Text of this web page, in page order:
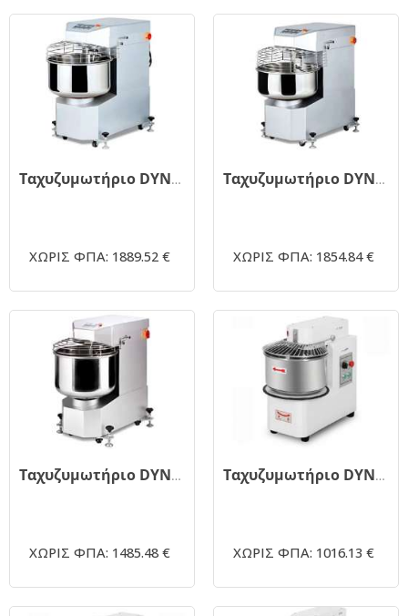
Ταχυζυμωτήριο DYNAMIC HX60 66 λίτρων
ΧΩΡΙΣ ΦΠΑ: 1889.52 €
Ταχυζυμωτήριο DYNAMIC HX50 55 λίτρων
ΧΩΡΙΣ ΦΠΑ: 1854.84 €
Ταχυζυμωτήριο DYNAMIC HX40 45 λίτρων
ΧΩΡΙΣ ΦΠΑ: 1485.48 €
Ταχυζυμωτήριο DYNAMIC HSS30T 30 λίτρων λευκό
ΧΩΡΙΣ ΦΠΑ: 1016.13 €